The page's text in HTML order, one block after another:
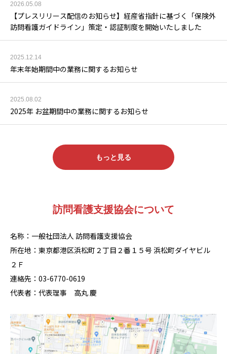
2026.05.08
【プレスリリース配信のお知らせ】経産省指針に基づく「保険外
訪問看護ガイドライン」策定・認証制度を開始いたしました
2025.12.14
年末年始期間中の業務に関するお知らせ
2025.08.02
2025年 お盆期間中の業務に関するお知らせ
もっと見る
訪問看護支援協会について
名称：一般社団法人 訪問看護支援協会
所在地：東京都港区浜松町２丁目２番１５号 浜松町ダイヤビル
２Ｆ
連絡先：03-6770-0619
代表者：代表理事 高丸 慶